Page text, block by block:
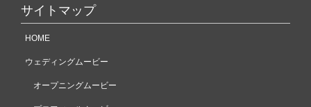
サイトマップ
HOME
ウェディングムービー
オープニングムービー